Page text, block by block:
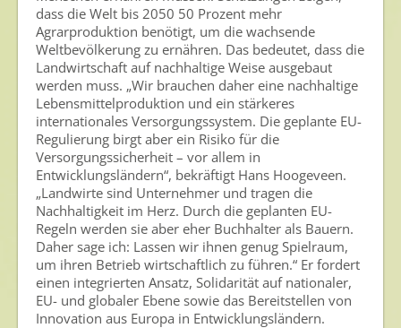
dass die Welt bis 2050 50 Prozent mehr
Agrarproduktion benötigt, um die wachsende
Weltbevölkerung zu ernähren. Das bedeutet, dass die
Landwirtschaft auf nachhaltige Weise ausgebaut
werden muss. „Wir brauchen daher eine nachhaltige
Lebensmittelproduktion und ein stärkeres
internationales Versorgungssystem. Die geplante EU-
Regulierung birgt aber ein Risiko für die
Versorgungssicherheit – vor allem in
Entwicklungsländern“, bekräftigt Hans Hoogeveen.
„Landwirte sind Unternehmer und tragen die
Nachhaltigkeit im Herz. Durch die geplanten EU-
Regeln werden sie aber eher Buchhalter als Bauern.
Daher sage ich: Lassen wir ihnen genug Spielraum,
um ihren Betrieb wirtschaftlich zu führen.“ Er fordert
einen integrierten Ansatz, Solidarität auf nationaler,
EU- und globaler Ebene sowie das Bereitstellen von
Innovation aus Europa in Entwicklungsländern.